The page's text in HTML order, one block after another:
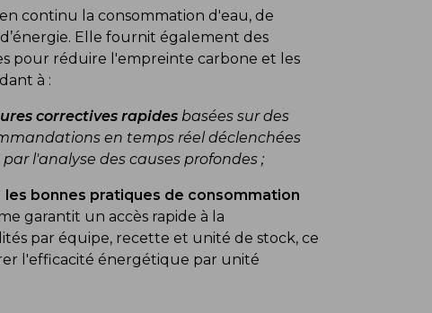
continu la consommation d'eau, de
Elle fournit également des
pour réduire l'empreinte carbone et les
à :
correctives rapidesbasées sur des
en temps réel déclenchées
l'analyse des causes profondes ;
bonnes pratiques de consommation
garantit un accès rapide à la
par équipe, recette et unité de stock, ce
l'efficacité énergétique par unité